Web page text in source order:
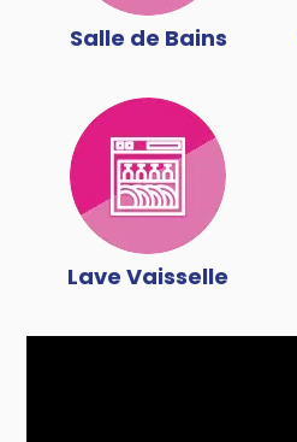
Salle de Bains
Lave Vaisselle